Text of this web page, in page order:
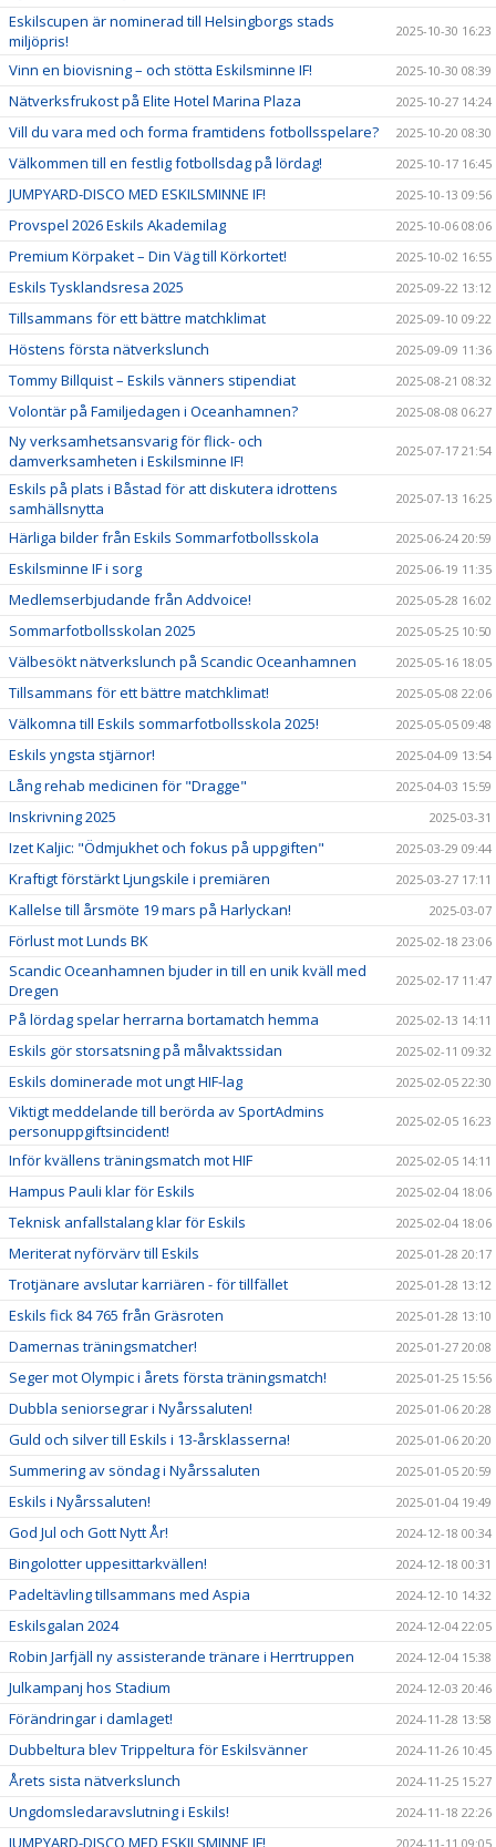
Eskilscupen är nominerad till Helsingborgs stads
miljöpris!
2025-10-30 16:23
Vinn en biovisning – och stötta Eskilsminne IF! 2025-10-30 08:39
Nätverksfrukost på Elite Hotel Marina Plaza 2025-10-27 14:24
Vill du vara med och forma framtidens fotbollsspelare? 2025-10-20 08:30
Välkommen till en festlig fotbollsdag på lördag! 2025-10-17 16:45
JUMPYARD-DISCO MED ESKILSMINNE IF! 2025-10-13 09:56
Provspel 2026 Eskils Akademilag 2025-10-06 08:06
Premium Körpaket – Din Väg till Körkortet! 2025-10-02 16:55
Eskils Tysklandsresa 2025 2025-09-22 13:12
Tillsammans för ett bättre matchklimat 2025-09-10 09:22
Höstens första nätverkslunch 2025-09-09 11:36
Tommy Billquist – Eskils vänners stipendiat 2025-08-21 08:32
Volontär på Familjedagen i Oceanhamnen? 2025-08-08 06:27
Ny verksamhetsansvarig för flick- och
damverksamheten i Eskilsminne IF!
2025-07-17 21:54
Eskils på plats i Båstad för att diskutera idrottens
samhällsnytta
2025-07-13 16:25
Härliga bilder från Eskils Sommarfotbollsskola 2025-06-24 20:59
Eskilsminne IF i sorg 2025-06-19 11:35
Medlemserbjudande från Addvoice! 2025-05-28 16:02
Sommarfotbollsskolan 2025 2025-05-25 10:50
Välbesökt nätverkslunch på Scandic Oceanhamnen 2025-05-16 18:05
Tillsammans för ett bättre matchklimat! 2025-05-08 22:06
Välkomna till Eskils sommarfotbollsskola 2025! 2025-05-05 09:48
Eskils yngsta stjärnor! 2025-04-09 13:54
Lång rehab medicinen för "Dragge" 2025-04-03 15:59
Inskrivning 2025 2025-03-31
Izet Kaljic: "Ödmjukhet och fokus på uppgiften" 2025-03-29 09:44
Kraftigt förstärkt Ljungskile i premiären 2025-03-27 17:11
Kallelse till årsmöte 19 mars på Harlyckan! 2025-03-07
Förlust mot Lunds BK 2025-02-18 23:06
Scandic Oceanhamnen bjuder in till en unik kväll med
Dregen
2025-02-17 11:47
På lördag spelar herrarna bortamatch hemma 2025-02-13 14:11
Eskils gör storsatsning på målvaktssidan 2025-02-11 09:32
Eskils dominerade mot ungt HIF-lag 2025-02-05 22:30
Viktigt meddelande till berörda av SportAdmins
personuppgiftsincident!
2025-02-05 16:23
Inför kvällens träningsmatch mot HIF 2025-02-05 14:11
Hampus Pauli klar för Eskils 2025-02-04 18:06
Teknisk anfallstalang klar för Eskils 2025-02-04 18:06
Meriterat nyförvärv till Eskils 2025-01-28 20:17
Trotjänare avslutar karriären - för tillfället 2025-01-28 13:12
Eskils fick 84 765 från Gräsroten 2025-01-28 13:10
Damernas träningsmatcher! 2025-01-27 20:08
Seger mot Olympic i årets första träningsmatch! 2025-01-25 15:56
Dubbla seniorsegrar i Nyårssaluten! 2025-01-06 20:28
Guld och silver till Eskils i 13-årsklasserna! 2025-01-06 20:20
Summering av söndag i Nyårssaluten 2025-01-05 20:59
Eskils i Nyårssaluten! 2025-01-04 19:49
God Jul och Gott Nytt År! 2024-12-18 00:34
Bingolotter uppesittarkvällen! 2024-12-18 00:31
Padeltävling tillsammans med Aspia 2024-12-10 14:32
Eskilsgalan 2024 2024-12-04 22:05
Robin Jarfjäll ny assisterande tränare i Herrtruppen 2024-12-04 15:38
Julkampanj hos Stadium 2024-12-03 20:46
Förändringar i damlaget! 2024-11-28 13:58
Dubbeltura blev Trippeltura för Eskilsvänner 2024-11-26 10:45
Årets sista nätverkslunch 2024-11-25 15:27
Ungdomsledaravslutning i Eskils! 2024-11-18 22:26
JUMPYARD-DISCO MED ESKILSMINNE IF! 2024-11-11 09:05